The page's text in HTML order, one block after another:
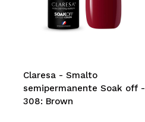
Claresa - Smalto
semipermanente Soak off -
308: Brown